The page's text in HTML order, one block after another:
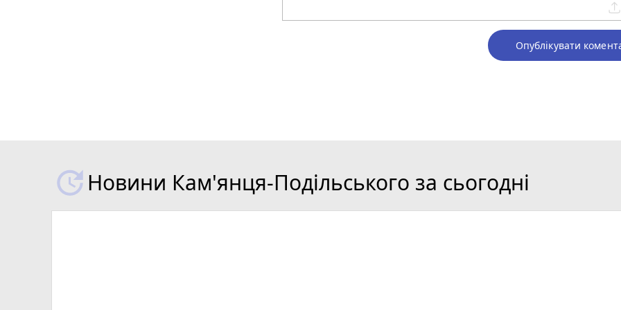
Опублікувати
Новини Кам'янця-Подільського за сьогодні